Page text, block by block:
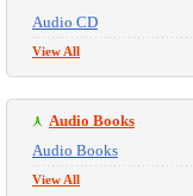
Audio CD
View All
Audio Books
Audio Books
View All